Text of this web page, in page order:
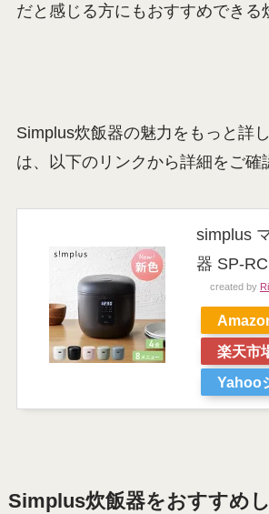
だと感じる方にもおすすめできる
Simplus炊飯器の魅力をもっと詳
は、以下のリンクから詳細をご確
simplus
器 SP-
created by
楽天市
Yahoo
Simplus炊飯器をおすすめ